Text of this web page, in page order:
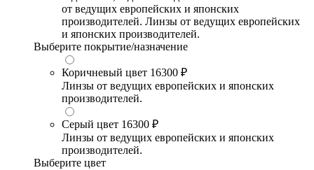
от ведущих европейских и японских
производителей. Линзы от ведущих европейских
и японских производителей.
Выберите покрытие/назначение
Коричневый цвет 16300 ₽
Линзы от ведущих европейских и японских
производителей.
Серый цвет 16300 ₽
Линзы от ведущих европейских и японских
производителей.
Выберите цвет